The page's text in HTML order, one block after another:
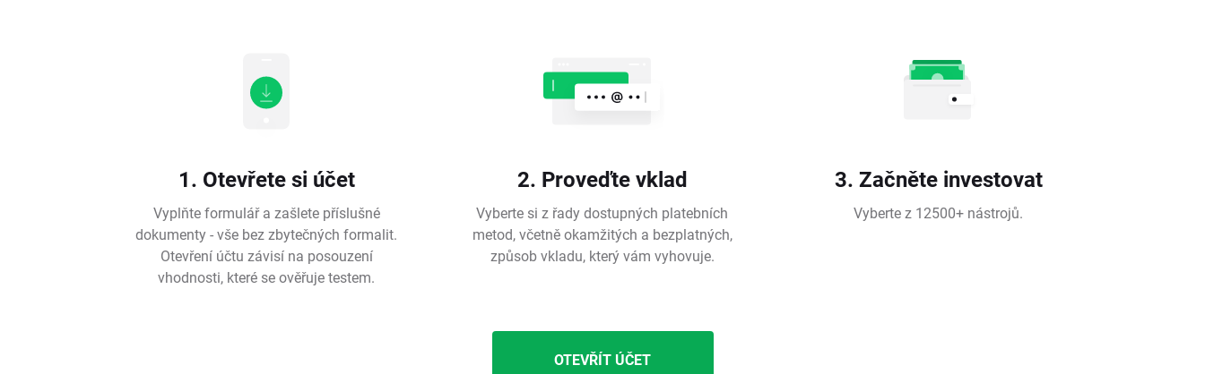
1. Otevřete si účet
Vyplňte formulář a zašlete příslušné
dokumenty - vše bez zbytečných formalit.
Otevření účtu závisí na posouzení
vhodnosti, které se ověřuje testem.
2. Proveďte vklad
Vyberte si z řady dostupných platebních
metod, včetně okamžitých a bezplatných,
způsob vkladu, který vám vyhovuje.
3. Začněte investovat
Vyberte z 12500+ nástrojů.
OTEVŘÍT ÚČET